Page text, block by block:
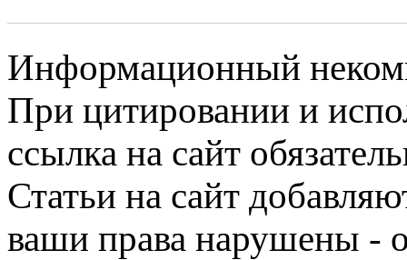
Информационный
При цитировании и
ссылка на сайт
Статьи на сайт
ваши права нарушены -